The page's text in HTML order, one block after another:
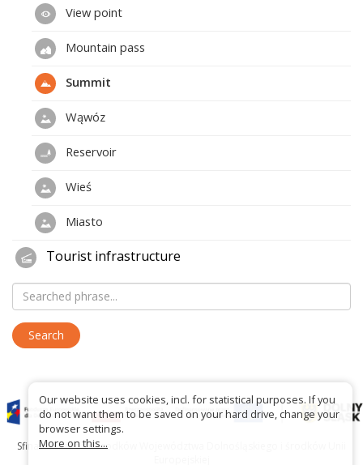
View point
Mountain pass
Summit
Wąwóz
Reservoir
Wieś
Miasto
Tourist infrastructure
Sfinansowano ze środków Województwa Dolnośląskiego i środków Unii
Our website uses cookies, incl. for statistical purposes. If you
do not want them to be saved on your hard drive, change your
browser settings.
More on this...